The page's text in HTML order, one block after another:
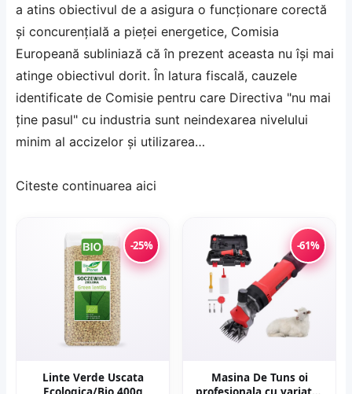
a atins obiectivul de a asigura o funcţionare corectă
şi concurenţială a pieţei energetice, Comisia
Europeană subliniază că în prezent aceasta nu îşi mai
atinge obiectivul dorit. În latura fiscală, cauzele
identificate de Comisie pentru care Directiva "nu mai
ţine pasul" cu industria sunt neindexarea nivelului
minim al accizelor şi utilizarea…
Citeste continuarea aici
-25%
Linte Verde Uscata
-61%
Masina De Tuns oi